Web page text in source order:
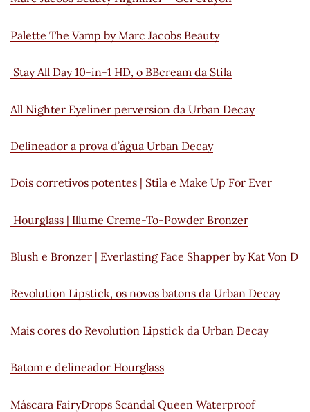
Palette The Vamp by Marc Jacobs Beauty
Stay All Day 10-in-1 HD, o BBcream da Stila
All Nighter Eyeliner perversion da Urban Decay
Delineador a prova d’água Urban Decay
Dois corretivos potentes | Stila e Make Up For Ever
Hourglass | Illume Creme-To-Powder Bronzer
Blush e Bronzer | Everlasting Face Shapper by Kat Von D
Revolution Lipstick, os novos batons da Urban Decay
Mais cores do Revolution Lipstick da Urban Decay
Batom e delineador Hourglass
Máscara FairyDrops Scandal Queen Waterproof